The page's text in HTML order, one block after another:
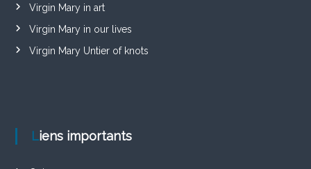
Virgin Mary in art
Virgin Mary in our lives
Virgin Mary Untier of knots
Liens importants